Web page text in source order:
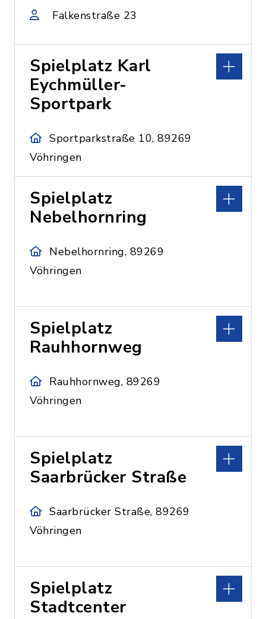
Falkenstraße 23
Spielplatz Karl
Eychmüller-
Sportpark
Sportparkstraße 10, 89269
Vöhringen
Spielplatz
Nebelhornring
Nebelhornring, 89269
Vöhringen
Spielplatz
Rauhhornweg
Rauhhornweg, 89269
Vöhringen
Spielplatz
Saarbrücker Straße
Saarbrücker Straße, 89269
Vöhringen
Spielplatz
Stadtcenter